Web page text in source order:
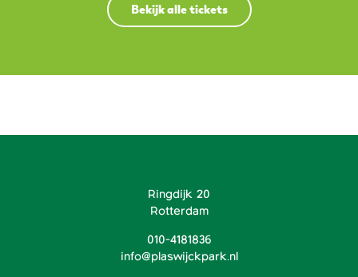
Bekijk alle tickets
Ringdijk 20
Rotterdam
010-4181836
info@plaswijckpark.nl